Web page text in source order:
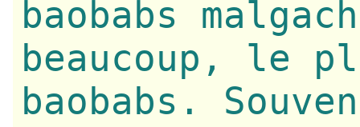
baobabs
beaucoup, le
baobabs.